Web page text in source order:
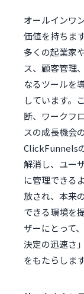
オールインワ
価値を持ちま
多くの起業家
ス、顧客管理
なるツールを
しています。
断、ワークフ
スの成長機会
ClickFunnels
解消し、ユー
に管理できる
放され、本来
できる環境を
ザーにとって
決定の迅速さ
をもたらします